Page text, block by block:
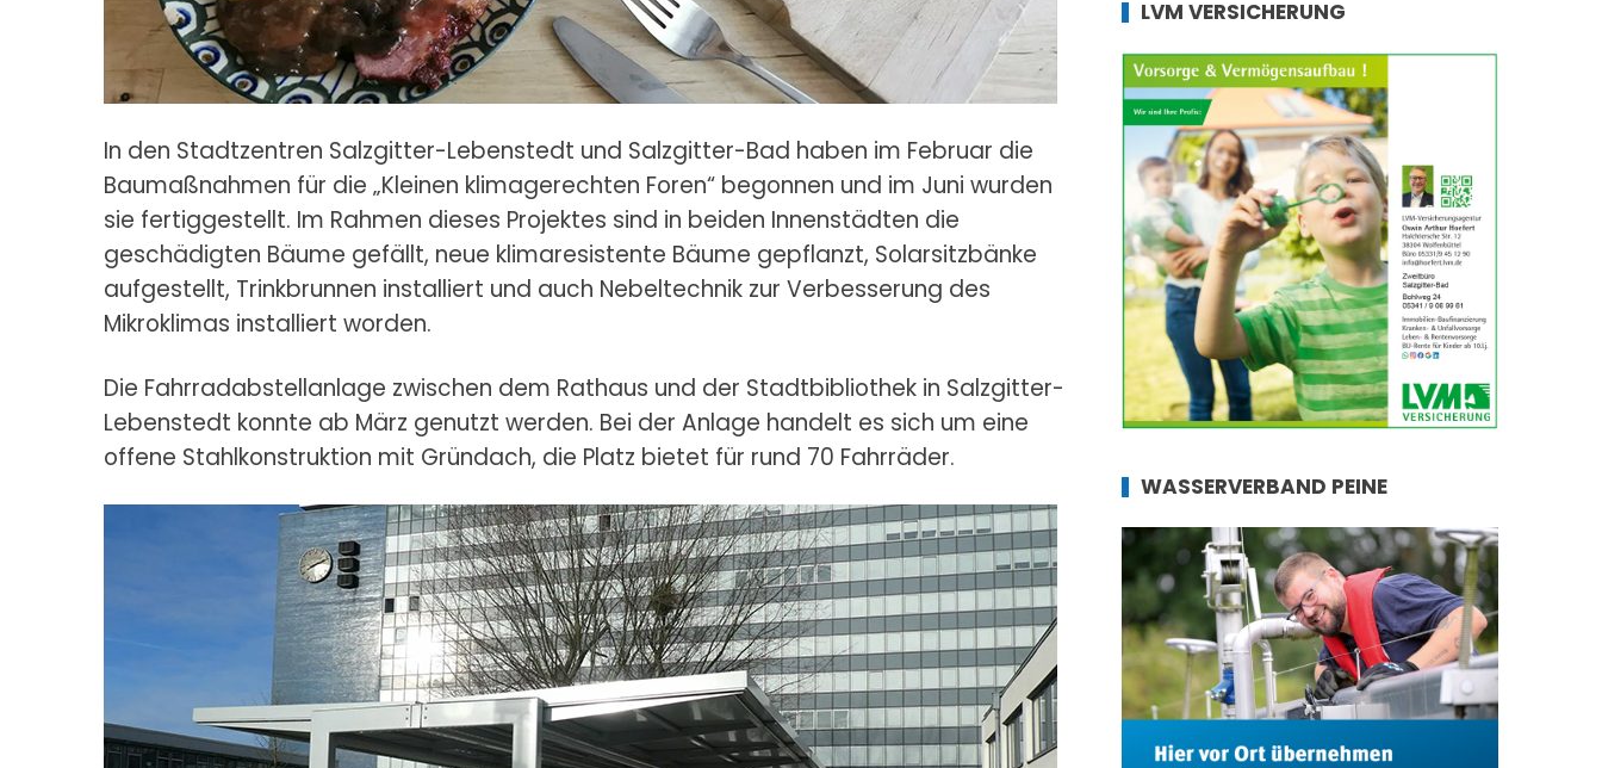
In den Stadtzentren Salzgitter-Lebenstedt und Salzgitter-Bad haben im Februar die
Baumaßnahmen für die „Kleinen klimagerechten Foren“ begonnen und im Juni wurden
sie fertiggestellt. Im Rahmen dieses Projektes sind in beiden Innenstädten die
geschädigten Bäume gefällt, neue klimaresistente Bäume gepflanzt, Solarsitzbänke
aufgestellt, Trinkbrunnen installiert und auch Nebeltechnik zur Verbesserung des
Mikroklimas installiert worden.
Die Fahrradabstellanlage zwischen dem Rathaus und der Stadtbibliothek in Salzgitter-
Lebenstedt konnte ab März genutzt werden. Bei der Anlage handelt es sich um eine
offene Stahlkonstruktion mit Gründach, die Platz bietet für rund 70 Fahrräder.
LVM VERSICHERUNG
WASSERVERBAND PEINE